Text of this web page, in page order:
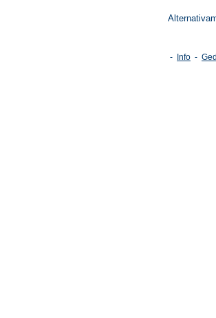
- Info -